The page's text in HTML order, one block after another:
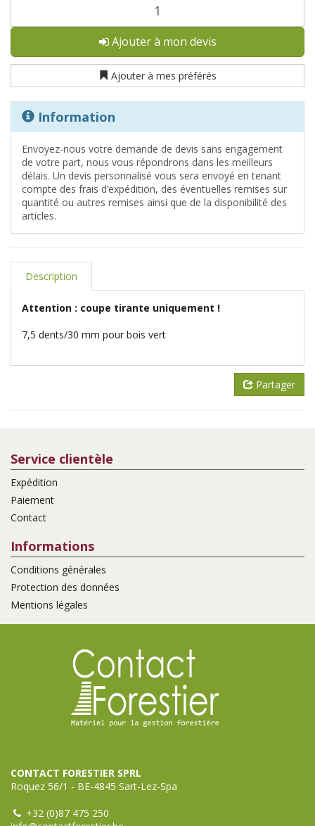
Ajouter à mon devis
Ajouter à mes préférés
Information
Envoyez-nous votre demande de devis sans engagement
de votre part, nous vous répondrons dans les meilleurs
délais. Un devis personnalisé vous sera envoyé en tenant
compte des frais d’expédition, des éventuelles remises sur
quantité ou autres remises ainsi que de la disponibilité des
articles.
Description
Attention : coupe tirante uniquement !
7,5 dents/30 mm pour bois vert
Partager
Service clientèle
Expédition
Paiement
Contact
Informations
Conditions générales
Protection des données
Mentions légales
CONTACT FORESTIER SPRL
Roquez 56/1 - BE-4845 Sart-Lez-Spa
+32 (0)87 475 250